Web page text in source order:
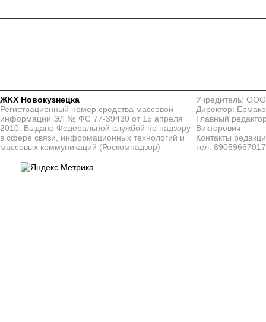
ЖКХ Новокузнецка
Регистрационный номер средства массовой
информации ЭЛ № ФС 77-39430 от 15 апреля
2010. Выдано Федеральной службой по надзору
в сфере связи, информационных технологий и
массовых коммуникаций (Роскомнадзор)
Учредитель:
Директор:
Главный
Викторович
Контакты
тел. 89059667017